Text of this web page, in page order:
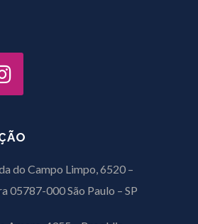
do Campo Limpo, 6520 –
05787-000 São Paulo – SP